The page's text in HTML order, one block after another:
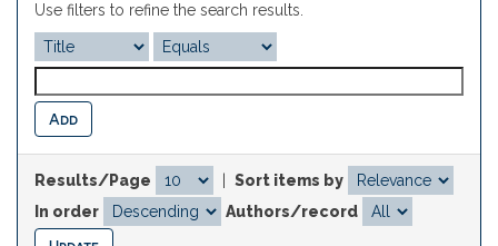
Use filters to refine the search results.
Results/Page
Sort items by
In order
Authors/record